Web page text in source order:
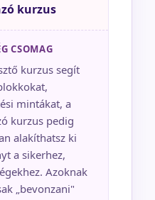
kurzus
CSOMAG
kurzus segít
mintákat, a
kurzus pedig
alakíthatsz ki
a sikerhez,
Azoknak
„bevonzani"